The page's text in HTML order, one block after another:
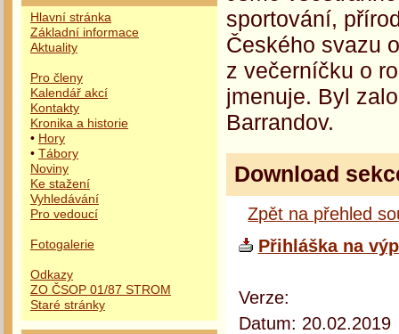
Hlavní stránka
Základní informace
Aktuality
Pro členy
Kalendář akcí
Kontakty
Kronika a historie
• Hory
• Tábory
Noviny
Ke stažení
Vyhledávání
Pro vedoucí
Fotogalerie
Odkazy
ZO ČSOP 01/87 STROM
Staré stránky
sportování,
Českého svazu
z večerníčku o
jmenuje. Byl
Barrandov.
Download
Zpět na přehled
Přihláška na
Verze:
Datum: 20.02.2019